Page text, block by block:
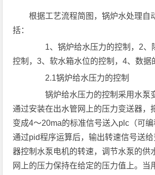
根据工艺流程简图，锅炉水处理自
括：
1、锅炉给水压力的控制，2、
控制，3、软水箱水位的控制，4、数据
2.1锅炉给水压力的控制
锅炉给水压力的控制采用水泵变
通过安装在出水管网上的压力变送器，
变成4～20ma的标准信号送入plc（可
通过pid程序运算后，输出转速信号送
器控制水泵电机的转速，调节水泵的供
网上的压力保持在给定的压力值上。当